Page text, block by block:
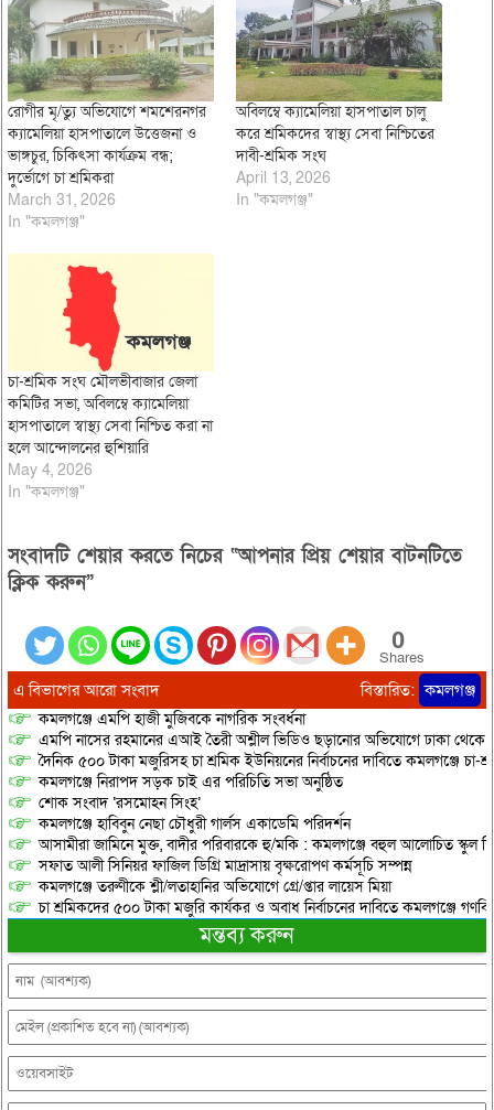
রোগীর মৃ/ত্যু অভিযোগে শমশেরনগর
ক্যামেলিয়া হাসপাতালে উত্তেজনা ও
ভাঙ্গচুর, চিকিৎসা কার্যক্রম বন্ধ;
দুর্ভোগে চা শ্রমিকরা
March 31, 2026
In "কমলগঞ্জ"
অবিলম্বে ক্যামেলিয়া হাসপাতাল চালু
করে শ্রমিকদের স্বাস্থ্য সেবা নিশ্চিতের
দাবী-শ্রমিক সংঘ
April 13, 2026
In "কমলগঞ্জ"
চা-শ্রমিক সংঘ মৌলভীবাজার জেলা
কমিটির সভা, অবিলম্বে ক্যামেলিয়া
হাসপাতালে স্বাস্থ্য সেবা নিশ্চিত করা না
হলে আন্দোলনের হুশিয়ারি
May 4, 2026
In "কমলগঞ্জ"
সংবাদটি শেয়ার করতে নিচের “আপনার প্রিয় শেয়ার বাটনটিতে
ক্লিক করুন”
0
Shares
এ বিভাগের আরো সংবাদ বিস্তারিত: কমলগঞ্জ
কমলগঞ্জে এমপি হাজী মুজিবকে নাগরিক সংবর্ধনা
এমপি নাসের রহমানের এআই তৈরী অশ্লীল ভিডিও ছড়ানোর অভিযোগে ঢাকা থেকে
দৈনিক ৫০০ টাকা মজুরিসহ চা শ্রমিক ইউনিয়নের নির্বাচনের দাবিতে কমলগঞ্জে চা-
কমলগঞ্জে নিরাপদ সড়ক চাই এর পরিচিতি সভা অনুষ্ঠিত
শোক সংবাদ ‘রসমোহন সিংহ’
কমলগঞ্জে হাবিবুন নেছা চৌধুরী গার্লস একাডেমি পরিদর্শন
আসামীরা জামিনে মুক্ত, বাদীর পরিবারকে হু/মকি : কমলগঞ্জে বহুল আলোচিত স্কুল
সফাত আলী সিনিয়র ফাজিল ডিগ্রি মাদ্রাসায় বৃক্ষরোপণ কর্মসূচি সম্পন্ন
কমলগঞ্জে তরুণীকে শ্লী/লতাহানির অভিযোগে গ্রে/প্তার লায়েস মিয়া
চা শ্রমিকদের ৫০০ টাকা মজুরি কার্যকর ও অবাধ নির্বাচনের দাবিতে কমলগঞ্জে
মন্তব্য করুন